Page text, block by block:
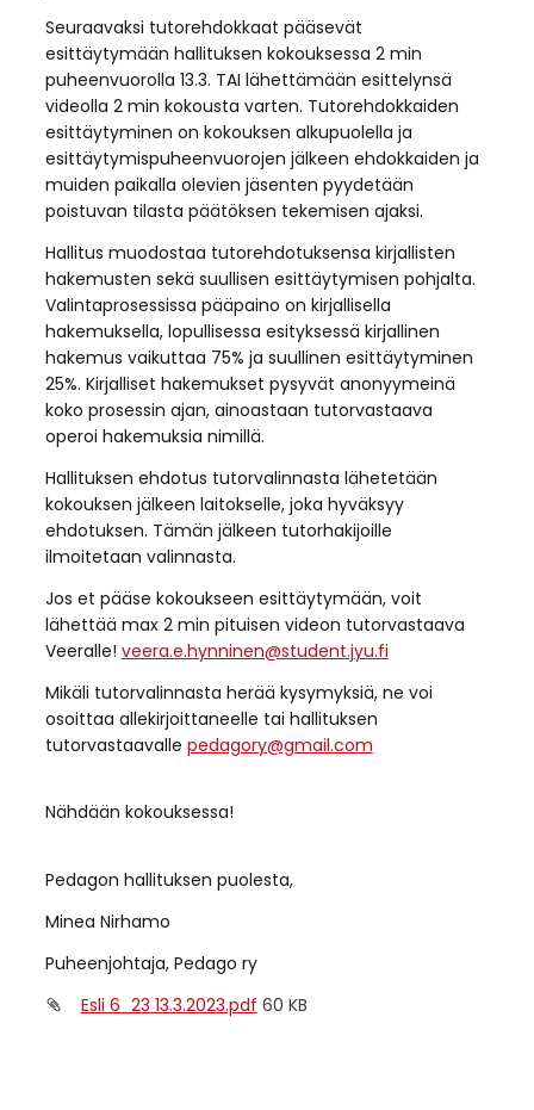
Seuraavaksi tutorehdokkaat pääsevät
esittäytymään hallituksen kokouksessa 2 min
puheenvuorolla 13.3. TAI lähettämään esittelynsä
videolla 2 min kokousta varten. Tutorehdokkaiden
esittäytyminen on kokouksen alkupuolella ja
esittäytymispuheenvuorojen jälkeen ehdokkaiden ja
muiden paikalla olevien jäsenten pyydetään
poistuvan tilasta päätöksen tekemisen ajaksi.
Hallitus muodostaa tutorehdotuksensa kirjallisten
hakemusten sekä suullisen esittäytymisen pohjalta.
Valintaprosessissa pääpaino on kirjallisella
hakemuksella, lopullisessa esityksessä kirjallinen
hakemus vaikuttaa 75% ja suullinen esittäytyminen
25%. Kirjalliset hakemukset pysyvät anonyymeinä
koko prosessin ajan, ainoastaan tutorvastaava
operoi hakemuksia nimillä.
Hallituksen ehdotus tutorvalinnasta lähetetään
kokouksen jälkeen laitokselle, joka hyväksyy
ehdotuksen. Tämän jälkeen tutorhakijoille
ilmoitetaan valinnasta.
Jos et pääse kokoukseen esittäytymään, voit
lähettää max 2 min pituisen videon tutorvastaava
Veeralle! veera.e.hynninen@student.jyu.fi
Mikäli tutorvalinnasta herää kysymyksiä, ne voi
osoittaa allekirjoittaneelle tai hallituksen
tutorvastaavalle pedagory@gmail.com
⁠⁠⁠⁠⁠⁠⁠Nähdään kokouksessa!
Pedagon hallituksen puolesta,
Minea Nirhamo
Puheenjohtaja, Pedago ry
Esli 6_23 13.3.2023.pdf 60 KB